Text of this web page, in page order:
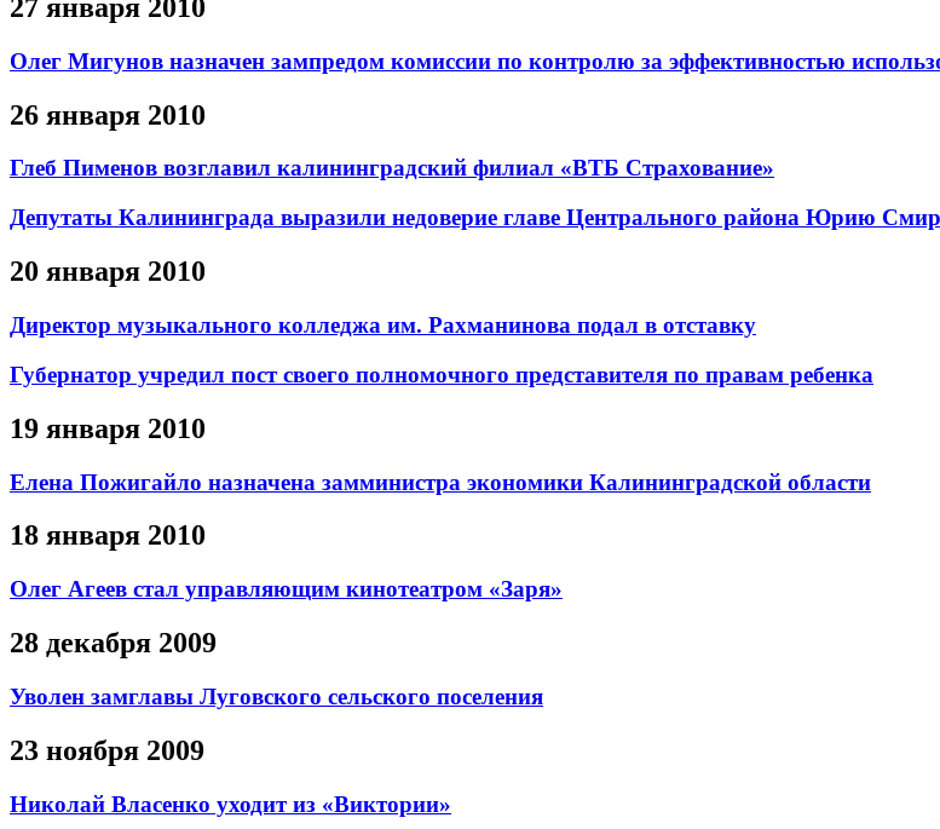
27 января 2010
Олег Мигунов назначен зампредом комиссии по контролю за эффективностью
26 января 2010
Глеб Пименов возглавил калининградский филиал «ВТБ Страхование»
Депутаты Калининграда выразили недоверие главе Центрального района Юрию
20 января 2010
Директор музыкального колледжа им. Рахманинова подал в отставку
Губернатор учредил пост своего полномочного представителя по правам ребенка
19 января 2010
Елена Пожигайло назначена замминистра экономики Калининградской области
18 января 2010
Олег Агеев стал управляющим кинотеатром «Заря»
28 декабря 2009
Уволен замглавы Луговского сельского поселения
23 ноября 2009
Николай Власенко уходит из «Виктории»